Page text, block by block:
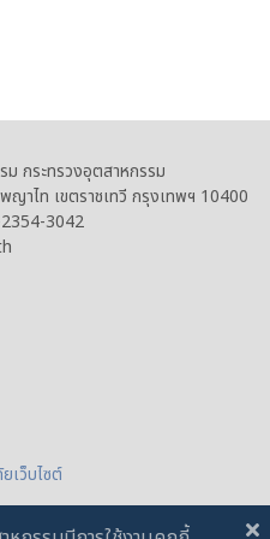
กระทรวงอุตสาหกรรม
าไท เขตราชเทวี กรุงเทพฯ 10400
3042
เว็บไซต์